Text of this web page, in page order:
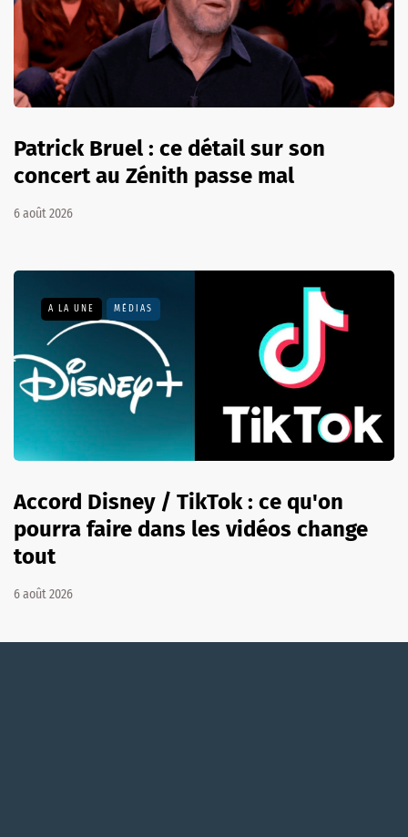
Patrick Bruel : ce détail sur son
concert au Zénith passe mal
6 août 2026
A LA UNE MÉDIAS
Accord Disney / TikTok : ce qu'on
pourra faire dans les vidéos change
tout
6 août 2026